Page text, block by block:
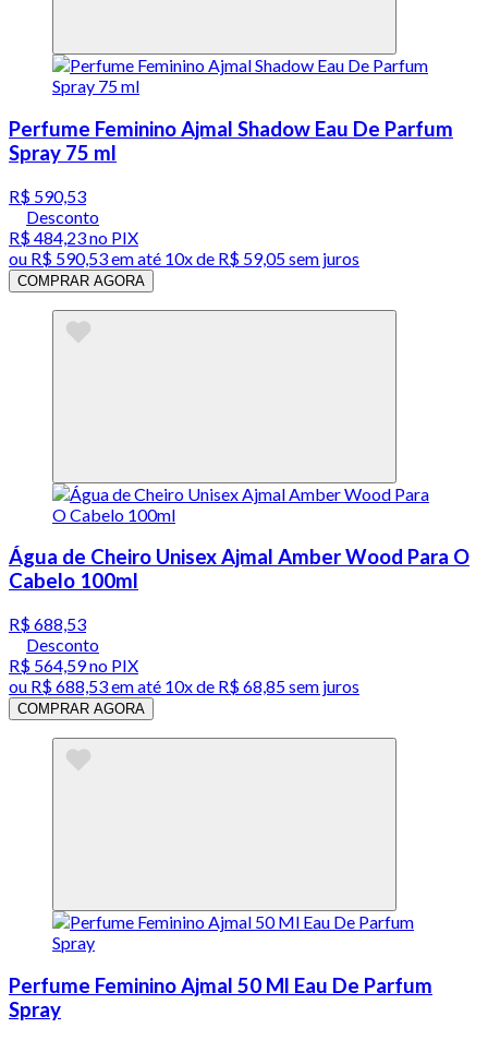
Perfume Feminino Ajmal Shadow Eau De Parfum
Spray 75 ml
R$ 590,53
Desconto
R$ 484,23no PIX
ou R$ 590,53em até 10x de R$ 59,05 sem juros
COMPRAR AGORA
Água de Cheiro Unisex Ajmal Amber Wood Para O
Cabelo 100ml
R$ 688,53
Desconto
R$ 564,59no PIX
ou R$ 688,53em até 10x de R$ 68,85 sem juros
COMPRAR AGORA
Perfume Feminino Ajmal 50 Ml Eau De Parfum
Spray